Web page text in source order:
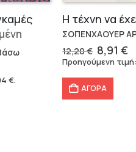
€.
ΣΟΠΕΝΧΑΟΥΕΡ
12,20€ Original
price
12,20 €.
8,91€
Προηγούμενη
ΑΓΟΡΑ